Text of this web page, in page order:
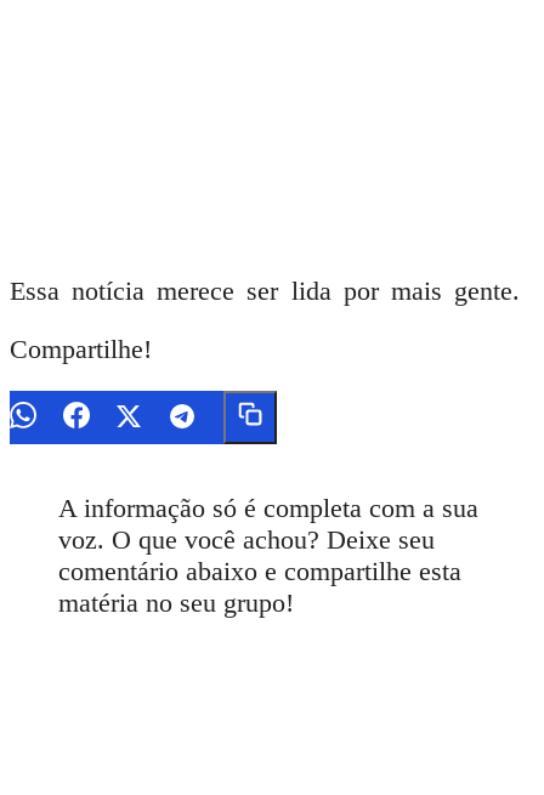
Essa notícia merece ser lida por mais gente.
Compartilhe!
A informação só é completa com a sua
voz. O que você achou? Deixe seu
comentário abaixo e compartilhe esta
matéria no seu grupo!